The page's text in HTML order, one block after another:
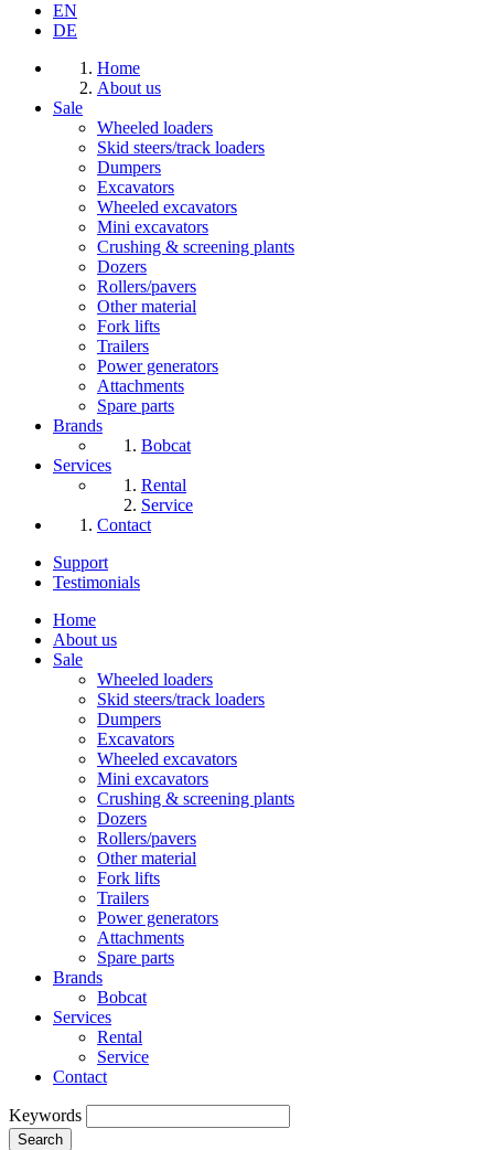
EN
DE
Home
About us
Sale
Wheeled loaders
Skid steers/track loaders
Dumpers
Excavators
Wheeled excavators
Mini excavators
Crushing & screening plants
Dozers
Rollers/pavers
Other material
Fork lifts
Trailers
Power generators
Attachments
Spare parts
Brands
Bobcat
Services
Rental
Service
Contact
Support
Testimonials
Home
About us
Sale
Wheeled loaders
Skid steers/track loaders
Dumpers
Excavators
Wheeled excavators
Mini excavators
Crushing & screening plants
Dozers
Rollers/pavers
Other material
Fork lifts
Trailers
Power generators
Attachments
Spare parts
Brands
Bobcat
Services
Rental
Service
Contact
Keywords
Search